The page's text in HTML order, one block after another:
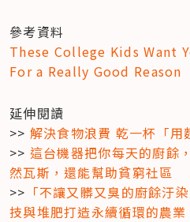
These College Kids Want
For a Really Good Reason
延伸閱讀
>> 解決食物浪費 乾一杯「用
>> 這台機器把你每天的廚餘
然瓦斯，還能幫助貧窮社區
>> 「不讓又髒又臭的廚餘汙
技與堆肥打造永續循環的農業